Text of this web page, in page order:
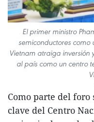
El primer ministro
semiconductores
Vietnam atraiga inversión
al país como un centro
Como parte del
clave del Centro